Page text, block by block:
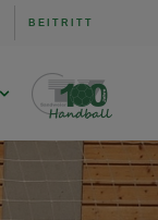
BEITRITT